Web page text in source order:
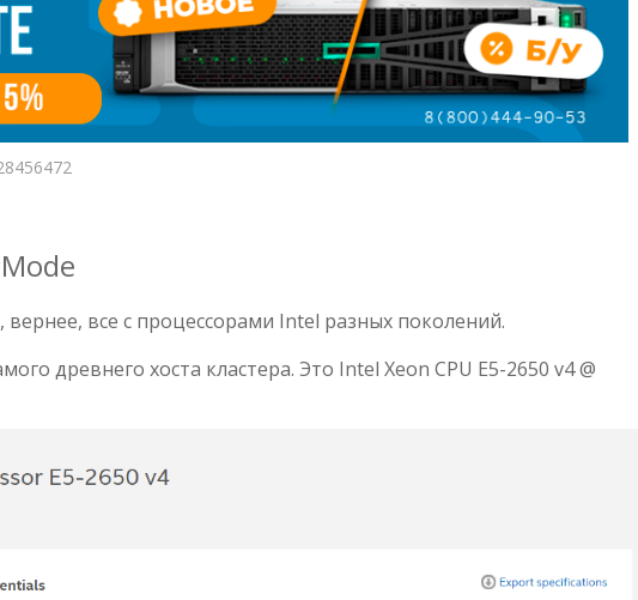
вернее, все с процессорами Intel разных поколений.
древнего хоста кластера. Это Intel Xeon CPU E5-2650 v4 @